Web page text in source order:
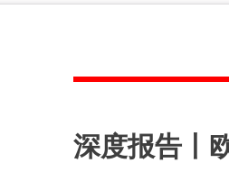
深度报告丨